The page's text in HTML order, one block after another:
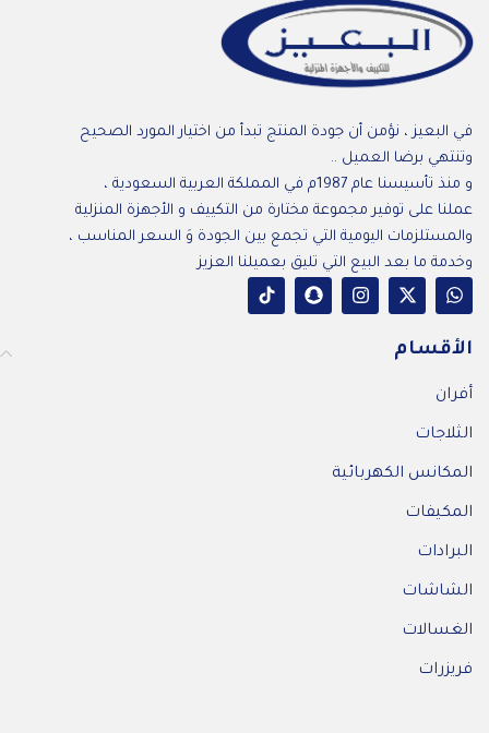
في البعيز ، نؤمن أن جودة المنتج تبدأ من اختيار المورد الصحيح
وتنتهي برضا العميل ..
و منذ تأسيسنا عام 1987م في المملكة العربية السعودية ،
عملنا على توفير مجموعة مختارة من التكييف و الأجهزة المنزلية
والمستلزمات اليومية التي تجمع بين الجودة وَ السعر المناسب ،
وخدمة ما بعد البيع التي تليق بعميلنا العزيز
الأقسام
أفران
الثلاجات
المكانس الكهربائية
المكيفات
البرادات
الشاشات
الغسالات
فريزرات